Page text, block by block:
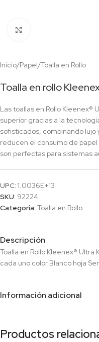
Inicio/Papel/Toalla en Rollo
Toalla en rollo
Las toallas en Rollo
superior gracias a la
sofisticados, combinando
reducen el consumo de
son perfectas para sistemas
UPC: 1.0036E+13
SKU: 92224
Categoría: Toalla en Rollo
Descripción
Toalla en Rollo Kleenex®
cada uno color Blanco hoja
Información adicional
Productos